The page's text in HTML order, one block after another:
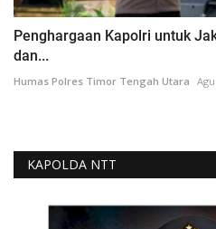
Penghargaan Kapolri untuk
dan...
Humas Polres Timor Tengah Utara
KAPOLDA NTT